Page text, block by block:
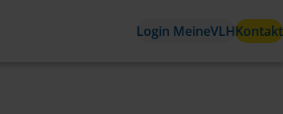
Login MeineVLHKontakt